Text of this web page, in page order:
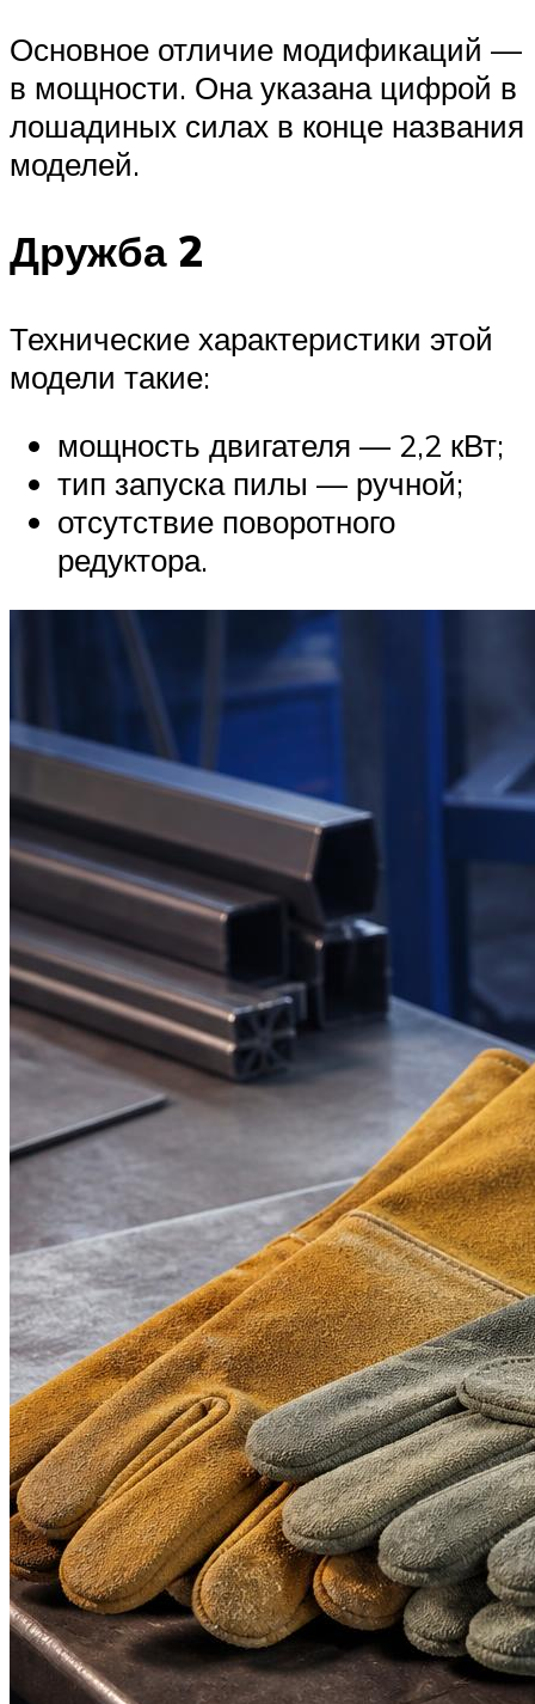
Основное отличие модификаций —
в мощности. Она указана цифрой в
лошадиных силах в конце названия
моделей.
Дружба 2
Технические характеристики этой
модели такие:
мощность двигателя — 2,2 кВт;
тип запуска пилы — ручной;
отсутствие поворотного
редуктора.